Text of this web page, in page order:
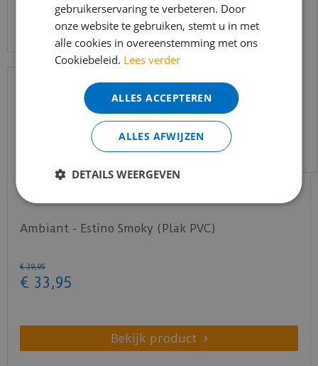
Bekijk product
Ambiant - Estino Smoky (Plak PVC)
€ 39,95
€ 33 ,95
Bekijk product
t/m 14 augustus telefonisch helaas niet
bereikbaar.
Bestelling worden uiteraard verwerkt
echter iets minder snel dan wat je van ons
gewend bent.
Voor vragen kan je ons bereiken via
info@merkvloerenwinkel.nl
gebruikerservaring te verbeteren. Door
onze website te gebruiken, stemt u in met
alle cookies in overeenstemming met ons
Cookiebeleid. Lees verder
ALLES ACCEPTEREN
ALLES AFWIJZEN
DETAILS WEERGEVEN